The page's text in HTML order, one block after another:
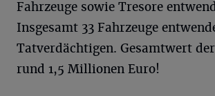
Fahrzeuge sowie Tresore
Insgesamt 33 Fahrzeuge
Tatverdächtigen. Gesamtwert
rund 1,5 Millionen Euro!